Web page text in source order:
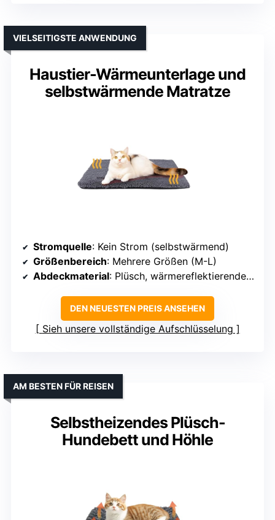
Haustier-Wärmeunterlage und
selbstwärmende Matratze
VIELSEITIGSTE ANWENDUNG
Stromquelle: Kein Strom (selbstwärmend)
Größenbereich: Mehrere Größen (M-L)
Abdeckmaterial: Plüsch, wärmereflektierende Schicht
DEN NEUESTEN PREIS ANSEHEN
Sieh unsere vollständige Aufschlüsselung
Selbstheizendes Plüsch-
Hundebett und Höhle
AM BESTEN FÜR REISEN